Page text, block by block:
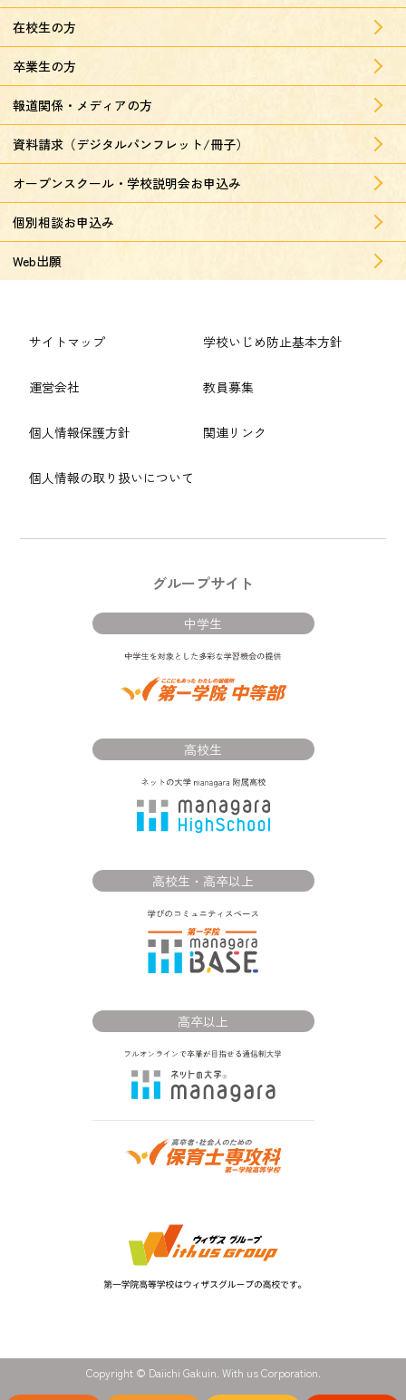
在校生の方
卒業生の方
報道関係・メディアの方
資料請求（デジタルパンフレット/冊子）
オープンスクール・学校説明会お申込み
個別相談お申込み
Web出願
サイトマップ
運営会社
個人情報保護方針
個人情報の取り扱いについて
学校いじめ防止基本方針
教員募集
関連リンク
グループサイト
中学生
高校生
高校生・高卒以上
高卒以上
Copyright © Daiichi Gakuin. With us Corporation.